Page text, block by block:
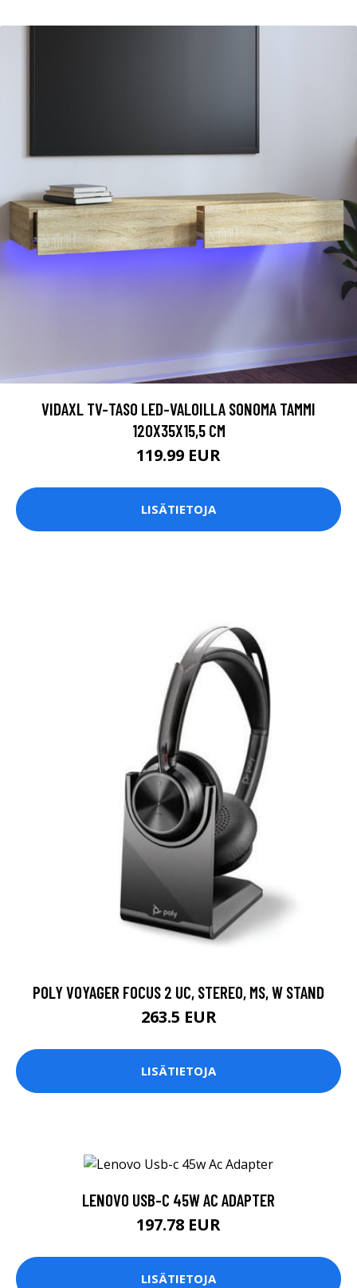
VIDAXL TV-TASO LED-VALOILLA SONOMA TAMMI
120X35X15,5 CM
119.99 EUR
LISÄTIETOJA
POLY VOYAGER FOCUS 2 UC, STEREO, MS, W STAND
263.5 EUR
LISÄTIETOJA
LENOVO USB-C 45W AC ADAPTER
197.78 EUR
LISÄTIETOJA